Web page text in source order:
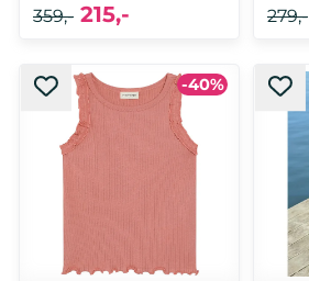
215,-
359,- 279,-
-40%